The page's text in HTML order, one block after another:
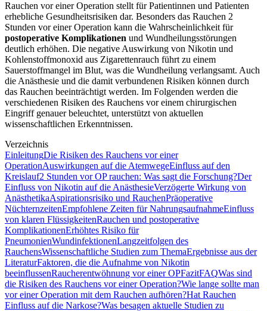
Rauchen vor einer Operation stellt für Patientinnen und Patienten
erhebliche Gesundheitsrisiken dar. Besonders das Rauchen 2
Stunden vor einer Operation kann die Wahrscheinlichkeit für
postoperative Komplikationen und Wundheilungsstörungen
deutlich erhöhen. Die negative Auswirkung von Nikotin und
Kohlenstoffmonoxid aus Zigarettenrauch führt zu einem
Sauerstoffmangel im Blut, was die Wundheilung verlangsamt. Auch
die Anästhesie und die damit verbundenen Risiken können durch
das Rauchen beeinträchtigt werden. Im Folgenden werden die
verschiedenen Risiken des Rauchens vor einem chirurgischen
Eingriff genauer beleuchtet, unterstützt von aktuellen
wissenschaftlichen Erkenntnissen.
Verzeichnis
EinleitungDie Risiken des Rauchens vor einer
OperationAuswirkungen auf die AtemwegeEinfluss auf den
Kreislauf2 Stunden vor OP rauchen: Was sagt die Forschung?Der
Einfluss von Nikotin auf die AnästhesieVerzögerte Wirkung von
AnästhetikaAspirationsrisiko und RauchenPräoperative
NüchternzeitenEmpfohlene Zeiten für NahrungsaufnahmeEinfluss
von klaren FlüssigkeitenRauchen und postoperative
KomplikationenErhöhtes Risiko für
PneumonienWundinfektionenLangzeitfolgen des
RauchensWissenschaftliche Studien zum ThemaErgebnisse aus der
LiteraturFaktoren, die die Aufnahme von Nikotin
beeinflussenRaucherentwöhnung vor einer OPFazitFAQWas sind
die Risiken des Rauchens vor einer Operation?Wie lange sollte man
vor einer Operation mit dem Rauchen aufhören?Hat Rauchen
Einfluss auf die Narkose?Was besagen aktuelle Studien zu